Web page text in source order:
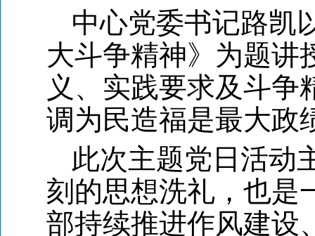
中心党委书记路凯
大斗争精神》为题讲
义、实践要求及斗争
调为民造福是最大政
此次主题党日活动
刻的思想洗礼，也是
部持续推进作风建设